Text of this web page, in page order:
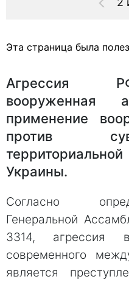
Эта страница была
Агрессия
вооруженная
применение
против
Украины.
Согласно
Генеральной
3314, агрессия
современного
является